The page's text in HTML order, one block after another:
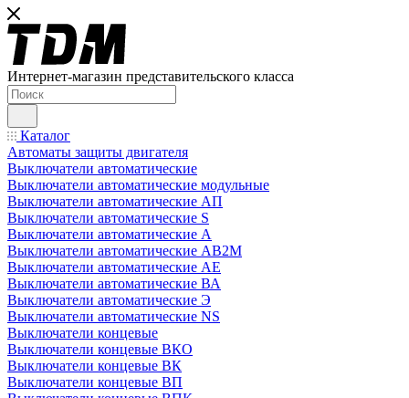
Интернет-магазин представительского класса
Каталог
Автоматы защиты двигателя
Выключатели автоматические
Выключатели автоматические модульные
Выключатели автоматические АП
Выключатели автоматические S
Выключатели автоматические А
Выключатели автоматические АВ2М
Выключатели автоматические АЕ
Выключатели автоматические ВА
Выключатели автоматические Э
Выключатели автоматические NS
Выключатели концевые
Выключатели концевые ВКО
Выключатели концевые ВК
Выключатели концевые ВП